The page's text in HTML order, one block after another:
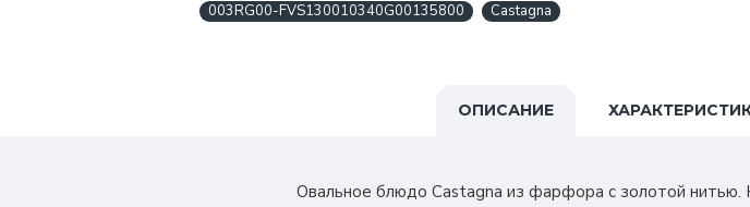
003RG00-FVS130010340G00135800
Castagna
ОПИСАНИЕ
Овальное блюдо Castagna из фарфора с золотой нитью.